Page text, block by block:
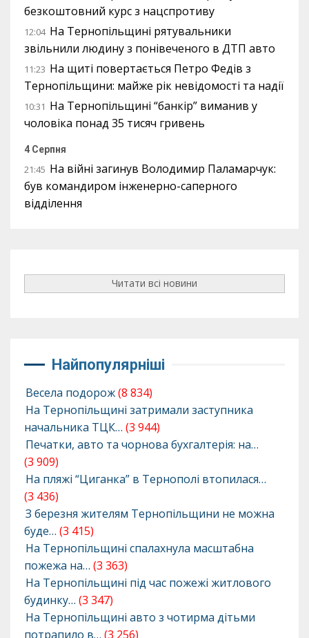
безкоштовний курс з нацспротиву
12:04 На Тернопільщині рятувальники
звільнили людину з понівеченого в ДТП авто
11:23 На щиті повертається Петро Федів з
Тернопільщини: майже рік невідомості та надії
10:31 На Тернопільщині “банкір” виманив у
чоловіка понад 35 тисяч гривень
4 Серпня
21:45 На війні загинув Володимир Паламарчук:
був командиром інженерно-саперного
відділення
Читати всі новини
Найпопулярніші
Весела подорож(8 834)
На Тернопільщині затримали заступника
начальника ТЦК… (3 944)
Печатки, авто та чорнова бухгалтерія: на…
(3 909)
На пляжі “Циганка” в Тернополі втопилася…
(3 436)
З березня жителям Тернопільщини не можна
буде… (3 415)
На Тернопільщині спалахнула масштабна
пожежа на… (3 363)
На Тернопільщині під час пожежі житлового
будинку… (3 347)
На Тернопільщині авто з чотирма дітьми
потрапило в… (3 256)